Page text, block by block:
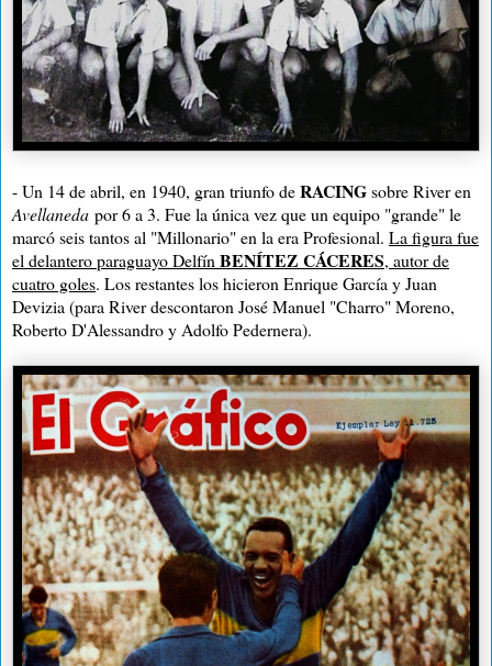
- Un 14 de abril, en 1940, gran triunfo deRACINGsobre River en
Avellaneda por 6 a 3. Fue la única vez que un equipo "grande" le
marcó seis tantos al "Millonario" en la era Profesional. La figura fue
el delantero paraguayo Delfín BENÍTEZ CÁCERES, autor de
cuatro goles. Los restantes los hicieron Enrique García y Juan
Devizia (para River descontaron José Manuel "Charro" Moreno,
Roberto D'Alessandro y Adolfo Pedernera).